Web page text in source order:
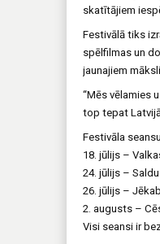
skatītājiem
Festivālā tiks
spēlfilmas un
jaunajiem
“Mēs vēlamies
top tepat
Festivāla
18. jūlijs –
24. jūlijs –
26. jūlijs –
2. augusts –
Visi seansi ir